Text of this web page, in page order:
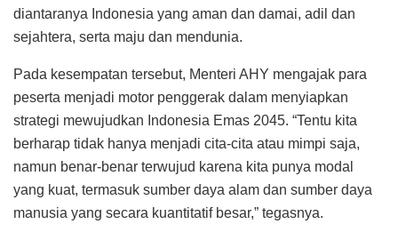
diantaranya Indonesia yang aman dan damai, adil dan
sejahtera, serta maju dan mendunia.
Pada kesempatan tersebut, Menteri AHY mengajak para
peserta menjadi motor penggerak dalam menyiapkan
strategi mewujudkan Indonesia Emas 2045. “Tentu kita
berharap tidak hanya menjadi cita-cita atau mimpi saja,
namun benar-benar terwujud karena kita punya modal
yang kuat, termasuk sumber daya alam dan sumber daya
manusia yang secara kuantitatif besar,” tegasnya.